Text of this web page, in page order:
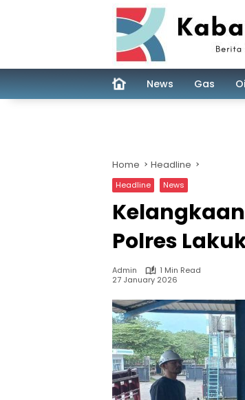
News Gas
Home Headline
Headline News
Kelangkaan
Polres
Admin
1 Min Read
27 January 2026